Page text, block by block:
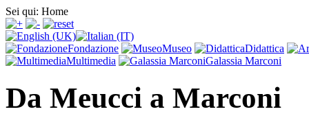
Sei qui: Home
Fondazione Museo
Didattica
Multimedia
Galassia Marconi
Da Meucci a Marconi